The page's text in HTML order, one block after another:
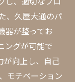
、久屋大通のパ
器が整ってお
ングが可能で
が向上し、自己
モチベーション